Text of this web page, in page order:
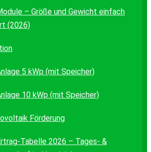
– Größe und Gewicht einfach
(2026)
5 kWp (mit Speicher)
10 kWp (mit Speicher)
Förderung
Tabelle 2026 – Tages- &